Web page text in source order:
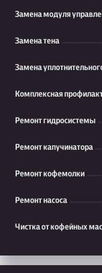
Замена модуля
Замена тена
Замена
Комплексная
Ремонт гидросистемы
Ремонт капучинатора
Ремонт кофемолки
Ремонт насоса
Чистка от кофейных